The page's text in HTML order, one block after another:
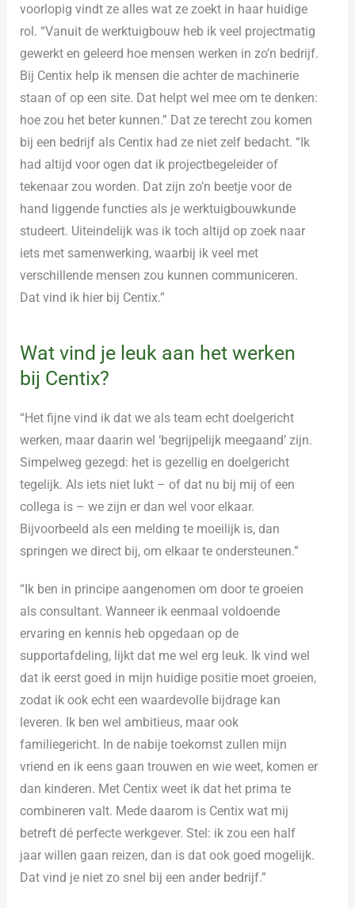
voorlopig vindt ze alles wat ze zoekt in haar huidige
rol. “Vanuit de werktuigbouw heb ik veel projectmatig
gewerkt en geleerd hoe mensen werken in zo’n bedrijf.
Bij Centix help ik mensen die achter de machinerie
staan of op een site. Dat helpt wel mee om te denken:
hoe zou het beter kunnen.” Dat ze terecht zou komen
bij een bedrijf als Centix had ze niet zelf bedacht. “Ik
had altijd voor ogen dat ik projectbegeleider of
tekenaar zou worden. Dat zijn zo’n beetje voor de
hand liggende functies als je werktuigbouwkunde
studeert. Uiteindelijk was ik toch altijd op zoek naar
iets met samenwerking, waarbij ik veel met
verschillende mensen zou kunnen communiceren.
Dat vind ik hier bij Centix.”
Wat vind je leuk aan het werken
bij Centix?
“Het fijne vind ik dat we als team echt doelgericht
werken, maar daarin wel ‘begrijpelijk meegaand’ zijn.
Simpelweg gezegd: het is gezellig en doelgericht
tegelijk. Als iets niet lukt – of dat nu bij mij of een
collega is – we zijn er dan wel voor elkaar.
Bijvoorbeeld als een melding te moeilijk is, dan
springen we direct bij, om elkaar te ondersteunen.”
“Ik ben in principe aangenomen om door te groeien
als consultant. Wanneer ik eenmaal voldoende
ervaring en kennis heb opgedaan op de
supportafdeling, lijkt dat me wel erg leuk. Ik vind wel
dat ik eerst goed in mijn huidige positie moet groeien,
zodat ik ook echt een waardevolle bijdrage kan
leveren. Ik ben wel ambitieus, maar ook
familiegericht. In de nabije toekomst zullen mijn
vriend en ik eens gaan trouwen en wie weet, komen er
dan kinderen. Met Centix weet ik dat het prima te
combineren valt. Mede daarom is Centix wat mij
betreft dé perfecte werkgever. Stel: ik zou een half
jaar willen gaan reizen, dan is dat ook goed mogelijk.
Dat vind je niet zo snel bij een ander bedrijf.”